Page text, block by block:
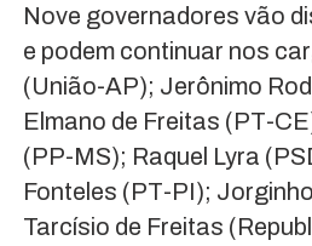
Nove governadores vão
e podem continuar nos
(União-AP); Jerônimo
Elmano de Freitas (PT-
(PP-MS); Raquel Lyra
Fonteles (PT-PI);
Tarcísio de Freitas